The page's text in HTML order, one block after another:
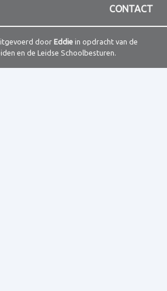
CONTACT
door Eddiein opdracht van de
en de Leidse Schoolbesturen.